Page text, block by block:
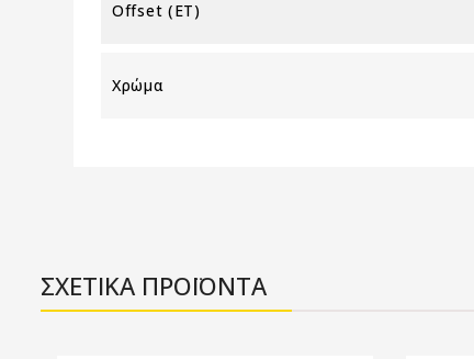
Offset (ET)
Χρώμα
ΣΧΕΤΙΚΑ ΠΡΟΪΟΝΤΑ